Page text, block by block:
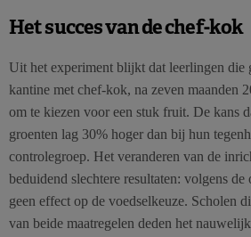
Het succes van de chef-kok
Uit het experiment blijkt dat leerlingen die
kantine met chef-kok, na zeven maanden
om te kiezen voor een stuk fruit. De kans
groenten lag 30% hoger dan bij hun
controlegroep. Het veranderen van de
beduidend slechtere resultaten: volgens de
geen effect op de voedselkeuze. Scholen
van beide maatregelen deden het